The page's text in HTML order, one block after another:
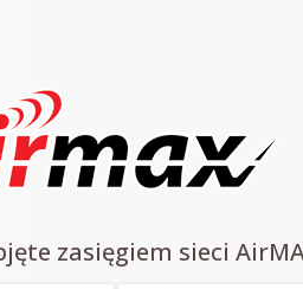
zasięgiem sieci